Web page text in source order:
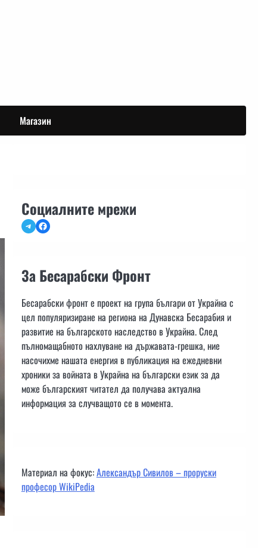
Магазин
Социалните мрежи
TelegramFacebook
За Бесарабски Фронт
Бесарабски фронт е проект на група българи от Украйна с
цел популяризиране на региона на Дунавска Бесарабия и
развитие на българското наследство в Украйна. След
пълномащабното нахлуване на държавата-грешка, ние
насочихме нашата енергия в публикация на ежедневни
хроники за войната в Украйна на български език за да
може българският читател да получава актуална
информация за случващото се в момента.
Материал на фокус:Александър Сивилов – проруски
професор WikiPedia